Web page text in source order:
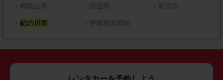
・ 和歌山市 ・ 田辺市 ・ 新宮市
・ 紀の川市 ・ 伊都郡高野町